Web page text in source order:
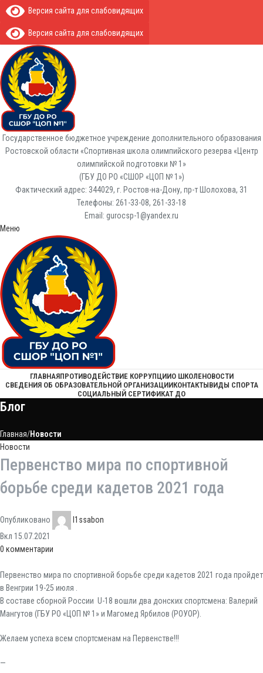
Версия сайта для слабовидящих
Версия сайта для слабовидящих
Государственное бюджетное учреждение дополнительного образования
Ростовской области «Спортивная школа олимпийского резерва «Центр
олимпийской подготовки № 1»
(ГБУ ДО РО «СШОР «ЦОП № 1»)
Фактический адрес: 344029, г. Ростов-на-Дону, пр-т Шолохова, 31
Телефоны: 261-33-08, 261-33-18
Email: gurocsp-1@yandex.ru
Меню
ГЛАВНАЯПРОТИВОДЕЙСТВИЕ КОРРУПЦИИО ШКОЛЕНОВОСТИ
СВЕДЕНИЯ ОБ ОБРАЗОВАТЕЛЬНОЙ ОРГАНИЗАЦИИКОНТАКТЫВИДЫ СПОРТА
СОЦИАЛЬНЫЙ СЕРТИФИКАТ ДО
Блог
Главная Новости
Новости
Первенство мира по спортивной
борьбе среди кадетов 2021 года
Опубликовано
l1ssabon
Вкл 15.07.2021
0 комментарии
Первенство мира по спортивной борьбе среди кадетов 2021 года пройдет
в Венгрии 19-25 июля .
В составе сборной России U-18 вошли два донских спортсмена: Валерий
Мангутов (ГБУ РО «ЦОП № 1» и Магомед Ярбилов (РОУОР).
Желаем успеха всем спортсменам на Первенстве!!!
—